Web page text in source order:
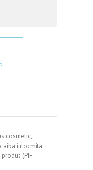
cosmetic,
aiba intocmita
(PIF –